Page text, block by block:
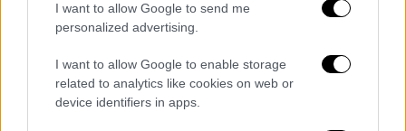
I want to allow Google to send me
personalized advertising.
I want to allow Google to enable storage
related to analytics like cookies on web or
device identifiers in apps.
μέσω taxis, επιλέγουν το εισιτήριο και έτσι
μπαίνει το εισιτήριο στο wallet και κατόπιν
εμφανίζεται το QR Code ή το Barcode, με το
οποίο θα εισέρχεται ο κάθε φίλαθλος στο
γήπεδο.